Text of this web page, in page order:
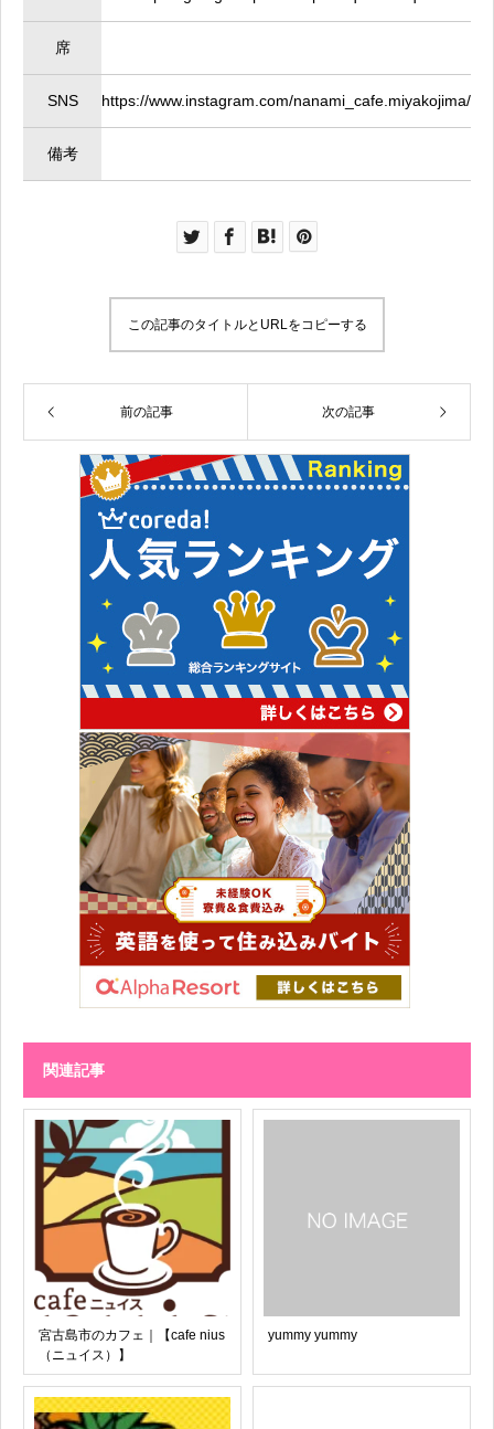
席
SNS https://www.instagram.com/nanami_cafe.miyakojima/
備考
この記事のタイトルとURLをコピーする
前の記事 次の記事
関連記事
宮古島市のカフェ｜【cafe nius
（ニュイス）】
yummy yummy